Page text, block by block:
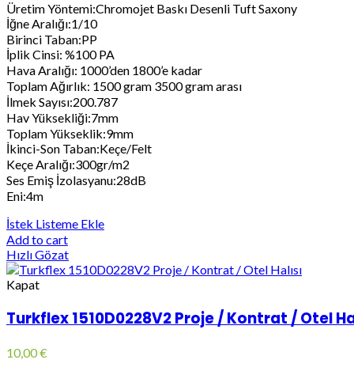
Üretim Yöntemi:Chromojet Baskı Desenli Tuft Saxony
İğne Aralığı:1/10
Birinci Taban:PP
İplik Cinsi: %100 PA
Hava Aralığı: 1000’den 1800’e kadar
Toplam Ağırlık: 1500 gram 3500 gram arası
İlmek Sayısı:200.787
Hav Yüksekliği:7mm
Toplam Yükseklik:9mm
İkinci-Son Taban:Keçe/Felt
Keçe Aralığı:300gr/m2
Ses Emiş İzolasyanu:28dB
Eni:4m
İstek Listeme Ekle
Add to cart
Hızlı Gözat
Kapat
Turkflex 1510D0228V2 Proje / Kontrat / Otel
10,00€